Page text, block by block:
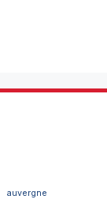
auvergne